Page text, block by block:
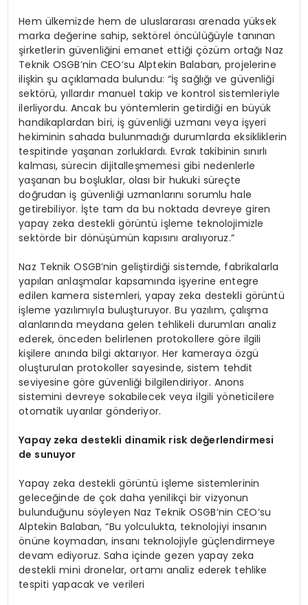
Hem ülkemizde hem de uluslararası arenada yüksek
marka değerine sahip, sektörel öncülüğüyle tanınan
şirketlerin güvenliğini emanet ettiği çözüm ortağı Naz
Teknik OSGB’nin CEO’su Alptekin Balaban, projelerine
ilişkin şu açıklamada bulundu: “İş sağlığı ve güvenliği
sektörü, yıllardır manuel takip ve kontrol sistemleriyle
ilerliyordu. Ancak bu yöntemlerin getirdiği en büyük
handikaplardan biri, iş güvenliği uzmanı veya işyeri
hekiminin sahada bulunmadığı durumlarda eksikliklerin
tespitinde yaşanan zorluklardı. Evrak takibinin sınırlı
kalması, sürecin dijitalleşmemesi gibi nedenlerle
yaşanan bu boşluklar, olası bir hukuki süreçte
doğrudan iş güvenliği uzmanlarını sorumlu hale
getirebiliyor. İşte tam da bu noktada devreye giren
yapay zeka destekli görüntü işleme teknolojimizle
sektörde bir dönüşümün kapısını aralıyoruz.”
Naz Teknik OSGB’nin geliştirdiği sistemde, fabrikalarla
yapılan anlaşmalar kapsamında işyerine entegre
edilen kamera sistemleri, yapay zeka destekli görüntü
işleme yazılımıyla buluşturuyor. Bu yazılım, çalışma
alanlarında meydana gelen tehlikeli durumları analiz
ederek, önceden belirlenen protokollere göre ilgili
kişilere anında bilgi aktarıyor. Her kameraya özgü
oluşturulan protokoller sayesinde, sistem tehdit
seviyesine göre güvenliği bilgilendiriyor. Anons
sistemini devreye sokabilecek veya ilgili yöneticilere
otomatik uyarılar gönderiyor.
Yapay zeka destekli dinamik risk değerlendirmesi
de sunuyor
Yapay zeka destekli görüntü işleme sistemlerinin
geleceğinde de çok daha yenilikçi bir vizyonun
bulunduğunu söyleyen Naz Teknik OSGB’nin CEO’su
Alptekin Balaban, “Bu yolculukta, teknolojiyi insanın
önüne koymadan, insanı teknolojiyle güçlendirmeye
devam ediyoruz. Saha içinde gezen yapay zeka
destekli mini dronelar, ortamı analiz ederek tehlike
tespiti yapacak ve verileri